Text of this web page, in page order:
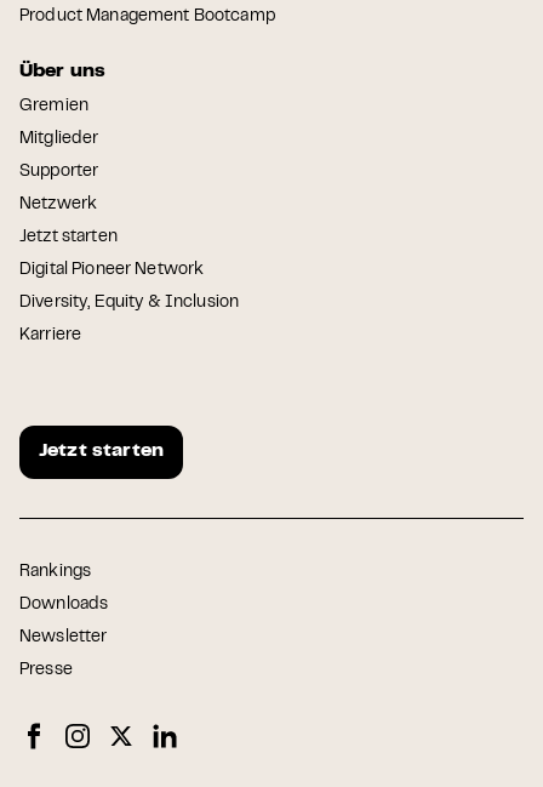
Product Management Bootcamp
Über uns
Gremien
Mitglieder
Supporter
Netzwerk
Jetzt starten
Digital Pioneer Network
Diversity, Equity & Inclusion
Karriere
Jetzt starten
Rankings
Downloads
Newsletter
Presse